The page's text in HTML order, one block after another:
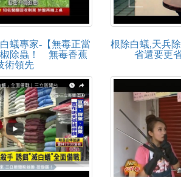
蟻專家-【無毒正當
椒除蟲！ 無毒香蕉
術領先
根除白蟻,天兵
省還要更